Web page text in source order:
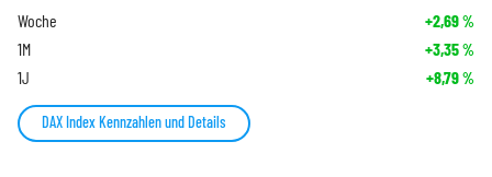
Woche +2,69%
1M +3,35%
1J +8,79%
DAX Index Kennzahlen und Details